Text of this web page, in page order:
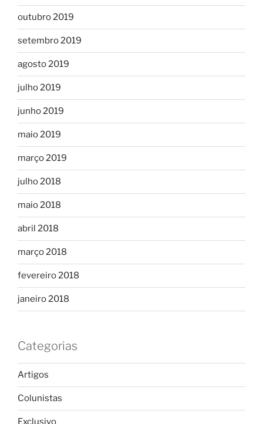
outubro 2019
setembro 2019
agosto 2019
julho 2019
junho 2019
maio 2019
março 2019
julho 2018
maio 2018
abril 2018
março 2018
fevereiro 2018
janeiro 2018
Categorias
Artigos
Colunistas
Exclusivo